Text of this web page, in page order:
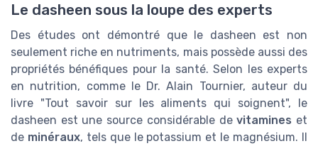
Le dasheen sous la loupe des experts
Des études ont démontré que le dasheen est non
seulement riche en nutriments, mais possède aussi des
propriétés bénéfiques pour la santé. Selon les experts
en nutrition, comme le Dr. Alain Tournier, auteur du
livre "Tout savoir sur les aliments qui soignent", le
dasheen est une source considérable devitamines et
de minéraux, tels que le potassium et le magnésium. Il